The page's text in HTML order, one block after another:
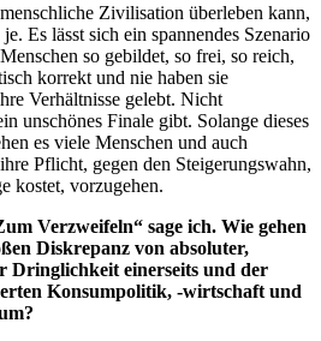
Zivilisation überleben kann,
Es lässt sich ein spannendes Szenario
so gebildet, so frei, so reich,
korrekt und nie haben sie
Verhältnisse gelebt. Nicht
unschönes Finale gibt. Solange dieses
es viele Menschen und auch
Pflicht, gegen den Steigerungswahn,
kostet, vorzugehen.
Verzweifeln“ sage ich. Wie gehen
Diskrepanz von absoluter,
Dringlichkeit einerseits und der
Konsumpolitik, -wirtschaft und